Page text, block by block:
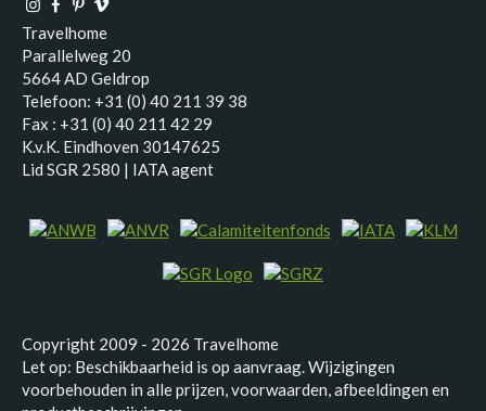
Travelhome
Parallelweg 20
5664 AD Geldrop
Telefoon: +31 (0) 40 211 39 38
Fax : +31 (0) 40 211 42 29
K.v.K. Eindhoven 30147625
Lid SGR 2580 | IATA agent
Copyright 2009 - 2026 Travelhome
Let op: Beschikbaarheid is op aanvraag. Wijzigingen
voorbehouden in alle prijzen, voorwaarden, afbeeldingen en